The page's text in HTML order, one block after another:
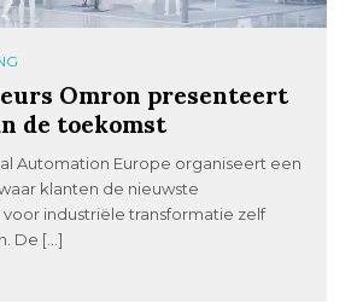
Omron presenteert
de toekomst
Automation Europe organiseert een
klanten de nieuwste
industriële transformatie zelf
De […]